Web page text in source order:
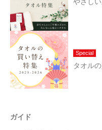
やさし
Special
タオル
ガイド